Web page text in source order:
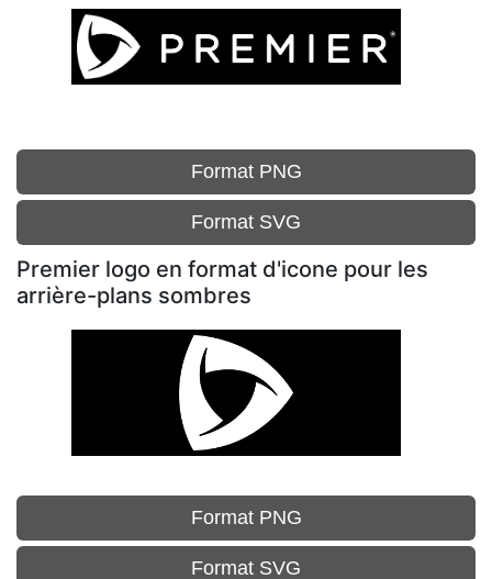
Format PNG
Format SVG
Premier logo en format d'icone pour les
arrière-plans sombres
Format PNG
Format SVG